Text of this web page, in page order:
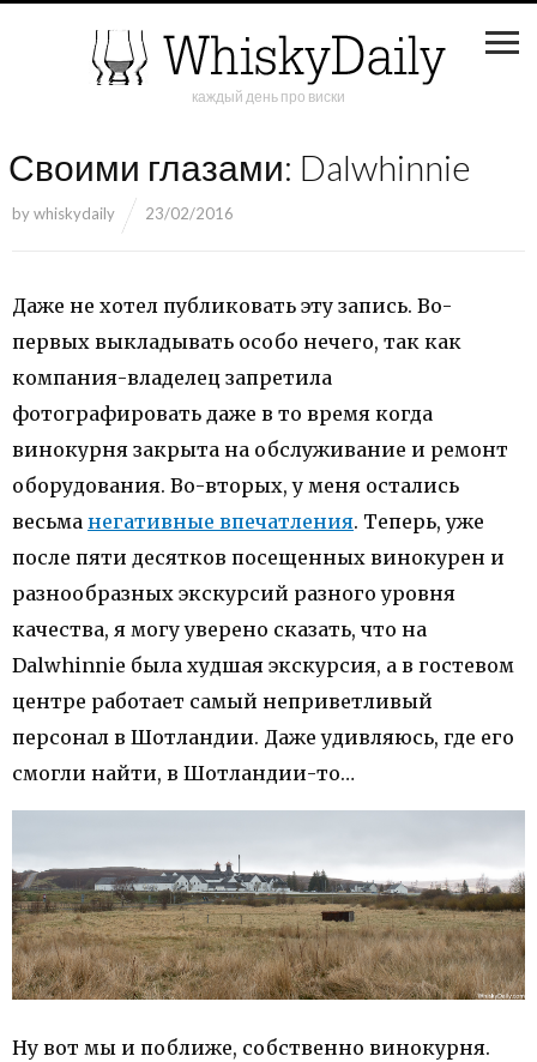
каждый день про виски
Своими глазами: Dalwhinnie
bywhiskydaily 23/02/2016
Даже не хотел публиковать эту запись. Во-
первых выкладывать особо нечего, так как
компания-владелец запретила
фотографировать даже в то время когда
винокурня закрыта на обслуживание и ремонт
оборудования. Во-вторых, у меня остались
весьма негативные впечатления. Теперь, уже
после пяти десятков посещенных винокурен и
разнообразных экскурсий разного уровня
качества, я могу уверено сказать, что на
Dalwhinnie была худшая экскурсия, а в гостевом
центре работает самый неприветливый
персонал в Шотландии. Даже удивляюсь, где его
смогли найти, в Шотландии-то…
Ну вот мы и поближе, собственно винокурня.